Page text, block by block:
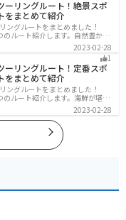
ーリングルート！絶景スポ
をまとめて紹介
ングルートをまとめました！
のルート紹介します。自然豊かな
おり、美術館などもあるので、
グができます。バイクで富山県
参考にしてください。
2023-02-28
1
ーリングルート！定番スポ
をまとめて紹介
ングルートをまとめました！
のルート紹介します。海鮮が堪能
自然豊かな山々があるのでツー
。バイクで茨城県にツーリング
ださい。
2023-02-28